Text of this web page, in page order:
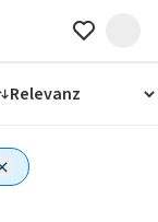
Relevanz